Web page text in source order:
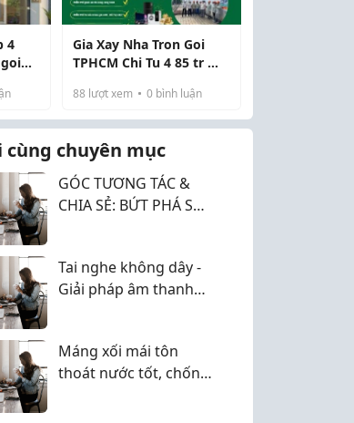
4
Gia Xay Nha Tron Goi
TPHCM Chi Tu 4 85 tr m2
88 lượt xem 0bình luận
cùng chuyên mục
GÓC TƯƠNG TÁC &
CHIA SẺ: BỨT PHÁ SỰ
TIMVIEC365!
Tai nghe không dây -
Giải pháp âm thanh
Máng xối mái tôn
thoát nước tốt, chống